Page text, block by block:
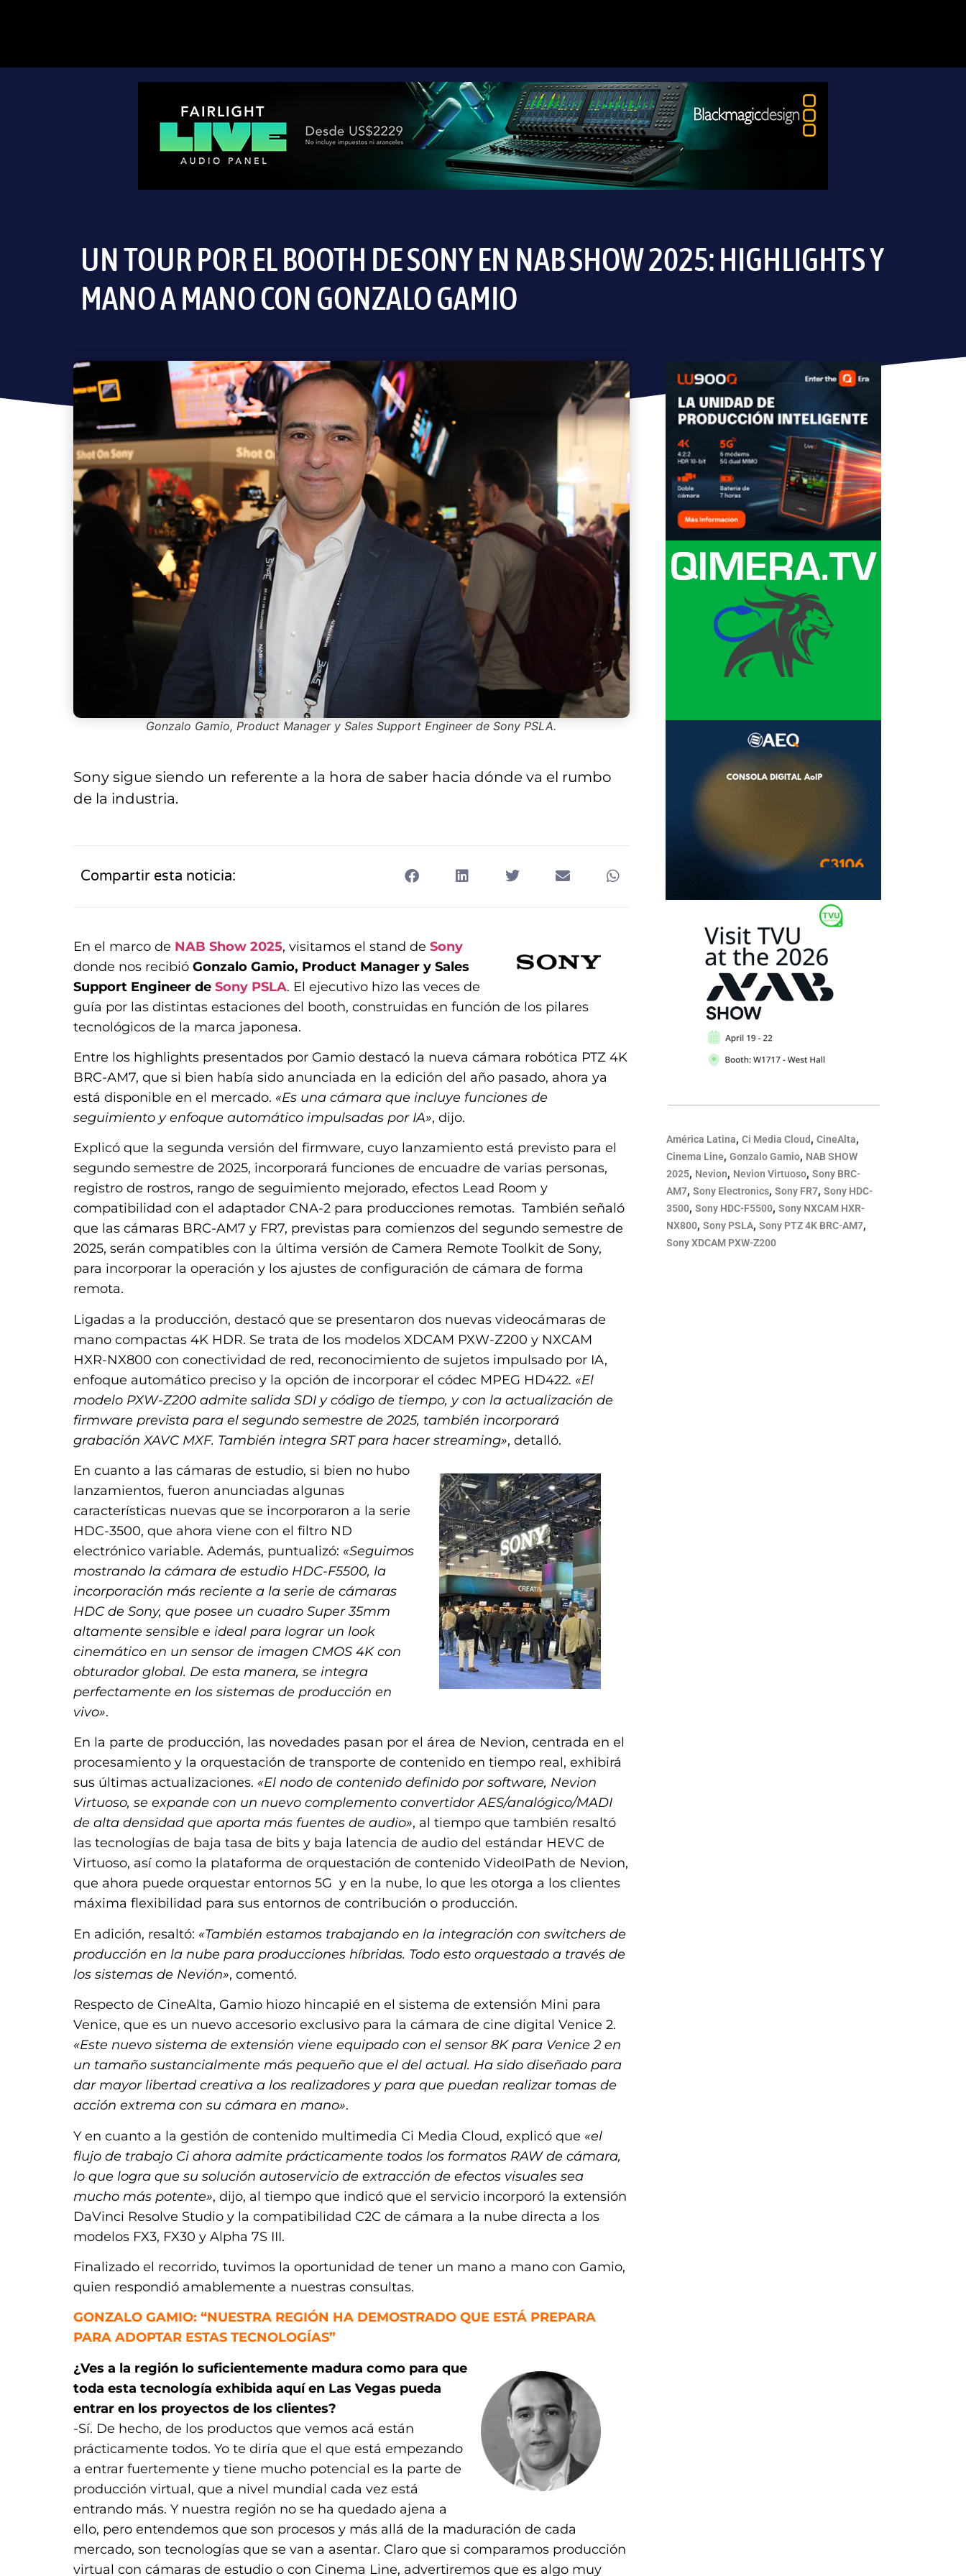
UN TOUR POR EL BOOTH DE SONY EN NAB SHOW 2025: HIGHLIGHTS Y
MANO A MANO CON GONZALO GAMIO
Gonzalo Gamio, Product Manager y Sales Support Engineer de Sony PSLA.
Sony sigue siendo un referente a la hora de saber hacia dónde va el rumbo
de la industria.
Compartir esta noticia:
En el marco de NAB Show 2025, visitamos el stand de Sony
donde nos recibió Gonzalo Gamio, Product Manager y Sales
Support Engineer de Sony PSLA. El ejecutivo hizo las veces de
guía por las distintas estaciones del booth, construidas en función de los pilares
tecnológicos de la marca japonesa.
Entre los highlights presentados por Gamio destacó la nueva cámara robótica PTZ 4K
BRC-AM7, que si bien había sido anunciada en la edición del año pasado, ahora ya
está disponible en el mercado. «Es una cámara que incluye funciones de
seguimiento y enfoque automático impulsadas por IA», dijo.
Explicó que la segunda versión del firmware, cuyo lanzamiento está previsto para el
segundo semestre de 2025, incorporará funciones de encuadre de varias personas,
registro de rostros, rango de seguimiento mejorado, efectos Lead Room y
compatibilidad con el adaptador CNA-2 para producciones remotas. También señaló
que las cámaras BRC-AM7 y FR7, previstas para comienzos del segundo semestre de
2025, serán compatibles con la última versión de Camera Remote Toolkit de Sony,
para incorporar la operación y los ajustes de configuración de cámara de forma
remota.
Ligadas a la producción, destacó que se presentaron dos nuevas videocámaras de
mano compactas 4K HDR. Se trata de los modelos XDCAM PXW-Z200 y NXCAM
HXR-NX800 con conectividad de red, reconocimiento de sujetos impulsado por IA,
enfoque automático preciso y la opción de incorporar el códec MPEG HD422. «El
modelo PXW-Z200 admite salida SDI y código de tiempo, y con la actualización de
firmware prevista para el segundo semestre de 2025, también incorporará
grabación XAVC MXF. También integra SRT para hacer streaming», detalló.
En cuanto a las cámaras de estudio, si bien no hubo
lanzamientos, fueron anunciadas algunas
características nuevas que se incorporaron a la serie
HDC-3500, que ahora viene con el filtro ND
electrónico variable. Además, puntualizó: «Seguimos
mostrando la cámara de estudio HDC-F5500, la
incorporación más reciente a la serie de cámaras
HDC de Sony, que posee un cuadro Super 35mm
altamente sensible e ideal para lograr un look
cinemático en un sensor de imagen CMOS 4K con
obturador global. De esta manera, se integra
perfectamente en los sistemas de producción en
vivo».
En la parte de producción, las novedades pasan por el área de Nevion, centrada en el
procesamiento y la orquestación de transporte de contenido en tiempo real, exhibirá
sus últimas actualizaciones. «El nodo de contenido definido por software, Nevion
Virtuoso, se expande con un nuevo complemento convertidor AES/analógico/MADI
de alta densidad que aporta más fuentes de audio», al tiempo que también resaltó
las tecnologías de baja tasa de bits y baja latencia de audio del estándar HEVC de
Virtuoso, así como la plataforma de orquestación de contenido VideoIPath de Nevion,
que ahora puede orquestar entornos 5G y en la nube, lo que les otorga a los clientes
máxima flexibilidad para sus entornos de contribución o producción.
En adición, resaltó: «También estamos trabajando en la integración con switchers de
producción en la nube para producciones híbridas. Todo esto orquestado a través de
los sistemas de Nevión», comentó.
Respecto de CineAlta, Gamio hiozo hincapié en el sistema de extensión Mini para
Venice, que es un nuevo accesorio exclusivo para la cámara de cine digital Venice 2.
«Este nuevo sistema de extensión viene equipado con el sensor 8K para Venice 2 en
un tamaño sustancialmente más pequeño que el del actual. Ha sido diseñado para
dar mayor libertad creativa a los realizadores y para que puedan realizar tomas de
acción extrema con su cámara en mano».
Y en cuanto a la gestión de contenido multimedia Ci Media Cloud, explicó que «el
flujo de trabajo Ci ahora admite prácticamente todos los formatos RAW de cámara,
lo que logra que su solución autoservicio de extracción de efectos visuales sea
mucho más potente», dijo, al tiempo que indicó que el servicio incorporó la extensión
DaVinci Resolve Studio y la compatibilidad C2C de cámara a la nube directa a los
modelos FX3, FX30 y Alpha 7S III.
Finalizado el recorrido, tuvimos la oportunidad de tener un mano a mano con Gamio,
quien respondió amablemente a nuestras consultas.
GONZALO GAMIO: “NUESTRA REGIÓN HA DEMOSTRADO QUE ESTÁ PREPARA
PARA ADOPTAR ESTAS TECNOLOGÍAS”
¿Ves a la región lo suficientemente madura como para que
toda esta tecnología exhibida aquí en Las Vegas pueda
entrar en los proyectos de los clientes?
-Sí. De hecho, de los productos que vemos acá están
prácticamente todos. Yo te diría que el que está empezando
a entrar fuertemente y tiene mucho potencial es la parte de
producción virtual, que a nivel mundial cada vez está
entrando más. Y nuestra región no se ha quedado ajena a
ello, pero entendemos que son procesos y más allá de la maduración de cada
mercado, son tecnologías que se van a asentar. Claro que si comparamos producción
virtual con cámaras de estudio o con Cinema Line, advertiremos que es algo muy
América Latina,Ci Media Cloud,CineAlta,
Cinema Line,Gonzalo Gamio, NAB SHOW
2025, Nevion, Nevion Virtuoso,Sony BRC-
AM7,Sony Electronics,Sony FR7,Sony HDC-
3500,Sony HDC-F5500,Sony NXCAM HXR-
NX800,Sony PSLA,Sony PTZ 4K BRC-AM7,
Sony XDCAM PXW-Z200